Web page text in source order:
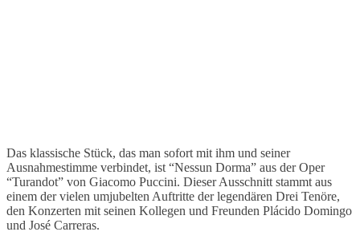
Das klassische Stück, das man sofort mit ihm und seiner
Ausnahmestimme verbindet, ist “Nessun Dorma” aus der Oper
“Turandot” von Giacomo Puccini. Dieser Ausschnitt stammt aus
einem der vielen umjubelten Auftritte der legendären Drei Tenöre,
den Konzerten mit seinen Kollegen und Freunden Plácido Domingo
und José Carreras.